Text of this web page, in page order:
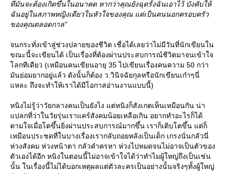
ที่มันจะต้องเกิดขึ้นในอนาคต หากว่าคุณยังฉุดรั้งฉันเอาไว้ บังคับให้
ฉันอยู่ในสภาพหญิงเดียวในหัวใจของคุณ แต่เป็นคนนอกครอบครัว
ของคุณตลอดกาล"
จนกระทั่งเข้าสู่ช่วงปลายของชีวิต เชื่อได้เลยว่าไม่มีวันที่นักเขียนใน
ขณะนี้จะเขียนได้ เป็นเรื่องที่ต้องผ่านประสบการณ์ชีวิตมาจนเข้าใจ
ลกทีเดียว (เหมือนคนเขียนอายุ 35 ไปเขียนเรื่องคนความ 50 กว่า
มันย่อมยากอยู่แล้ว ดังนั้นก็ต้อง ว.วินิจฉัยกุลหรือนักเขียนเก๋าๆนี่
หละ ถึงจะทำให้เราได้มีโอกาสอ่านงานแบบนี้)
หนิงไม่รู้ว่าวัยกลางคนเป็นยังไง แต่หนิงก็สังเกตเห็นเหมือนกัน น่า
ปลกที่ว่าในวัยรุ่นเราแคร์สังคมน้อยเหลือเกิน อยากทำอะไรก็ได้
ตามใจเมื่อโตขึ้นยิ่งผ่านประสบการณ์มากขึ้น เราก็เติบโตขึ้น แต่ก็
เหมือนประชดที่ในบางเรื่องเรากลับถอยหลังเป็นเด็ก เกรงนั่นกลัวนี่
ห่วงสังคม ห่วงหน้าตา กลัวคำครหา ห่วงไปหมดจนไม่อาจเป็นตัวของ
ตัวเองได้อีก หนิงในตอนนี้ไม่อาจเข้าใจได้ว่าทำไมผู้ใหญ่ถึงเป็นเช่น
นั้น ในเรื่องนี้ไม่ได้บอกเหตุผลแต่ตัวละครเป็นอย่างนั้นจริงๆทั้งผู้ใหญ่